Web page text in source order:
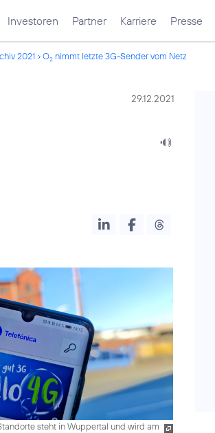
Investoren Partner Karriere Presse
2021 O2 nimmt letzte 3G-Sender vom Netz
29.12.2021
steht in Wuppertal und wird am